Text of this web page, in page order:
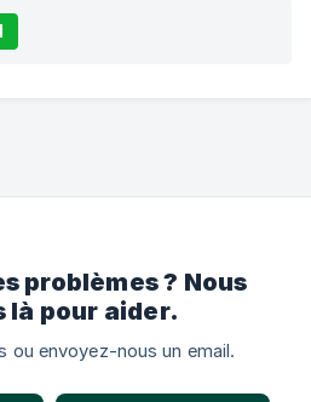
problèmes ? Nous
là pour aider.
ou envoyez-nous un email.